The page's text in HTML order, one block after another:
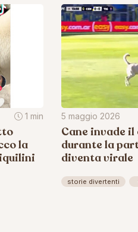
1 min
la
5 maggio 2026
Cane invade il
durante la
diventa virale
storie divertenti